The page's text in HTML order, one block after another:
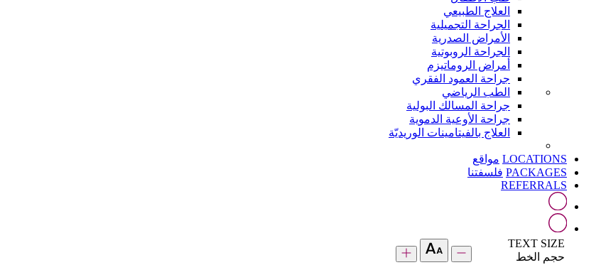
العلاج الطبيعي
الجراحة التجميلية
الأمراض الصدرية
الجراحة الروبوتية
أمراض الروماتيزم
جراحة العمود الفقري
الطب الرياضي
جراحة المسالك البولية
جراحة الأوعية الدموية
العلاج بالفيتامينات الوريديّة
LOCATIONS مواقع
PACKAGES فلسفتنا
REFERRALS
TEXT SIZE
حجم الخط